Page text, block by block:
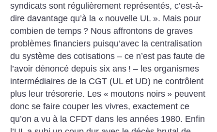
syndicats sont régulièrement représentés, c’est-à-
dire davantage qu’à la « nouvelle UL ». Mais pour
combien de temps ? Nous affrontons de graves
problèmes financiers puisqu’avec la centralisation
du système des cotisations – ce n’est pas faute de
l’avoir dénoncé depuis six ans ! – les organismes
intermédiaires de la CGT (UL et UD) ne contrôlent
plus leur trésorerie. Les « moutons noirs » peuvent
donc se faire couper les vivres, exactement ce
qu’on a vu à la CFDT dans les années 1980. Enfin